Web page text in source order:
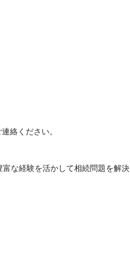
絡ください。
な経験を活かして相続問題を解決